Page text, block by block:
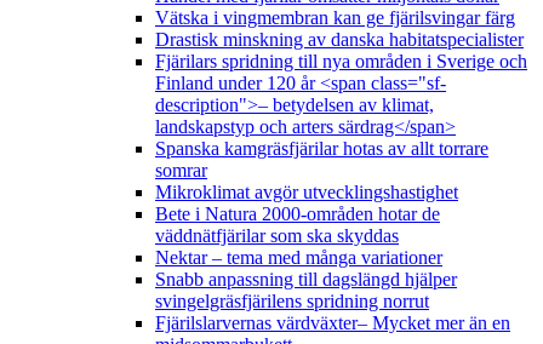
Vätska i vingmembran kan ge fjärilsvingar färg
Drastisk minskning av danska habitatspecialister
Fjärilars spridning till nya områden i Sverige och
Finland under 120 år <span class="sf-
description">– betydelsen av klimat,
landskapstyp och arters särdrag</span>
Spanska kamgräsfjärilar hotas av allt torrare
somrar
Mikroklimat avgör utvecklingshastighet
Bete i Natura 2000-områden hotar de
väddnätfjärilar som ska skyddas
Nektar – tema med många variationer
Snabb anpassning till dagslängd hjälper
svingelgräsfjärilens spridning norrut
Fjärilslarvernas värdväxter– Mycket mer än en